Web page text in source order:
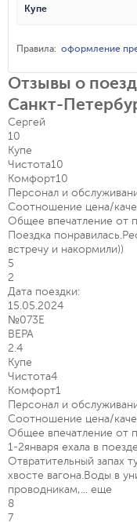
Купе
Правила: оформление
Отзывы о
Санкт-
Сергей
10
Купе
Чистота10
Комфорт10
Персонал и
Соотношение цена/
Общее впечатление от
Поездка
встречу и накормили))
5
2
Дата поездки:
15.05.2024
№073Е
ВЕРА
2.4
Купе
Чистота4
Комфорт1
Персонал и
Соотношение цена/
Общее впечатление от
1-2января ехала в
Отвратительный запах
хвосте вагона.Воды в
проводникам,... еще
8
7